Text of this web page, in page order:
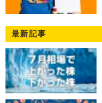
最新記事